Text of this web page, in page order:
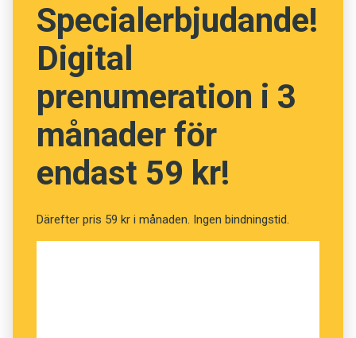
Specialerbjudande!
Digital
prenumeration i 3
månader för
endast 59 kr!
Därefter pris 59 kr i månaden. Ingen bindningstid.